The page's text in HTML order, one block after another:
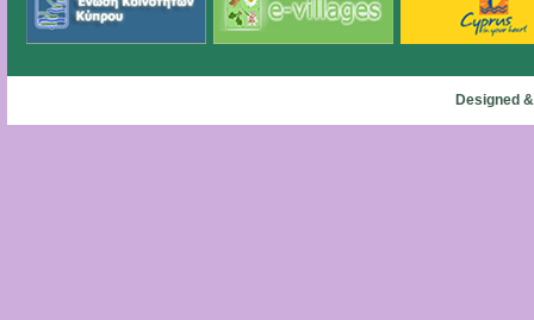
Designed